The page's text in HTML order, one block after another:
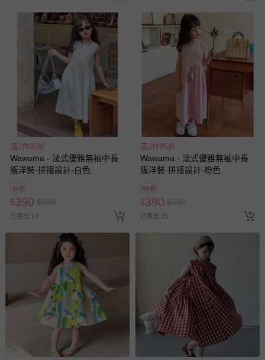
滿2件95折
Wawama - 法式優雅無袖中長
版洋裝-拼接設計-白色
66折
$390 $590
已售出 14
滿2件95折
Wawama - 法式優雅無袖中長
版洋裝-拼接設計-粉色
66折
$390 $590
已售出 25